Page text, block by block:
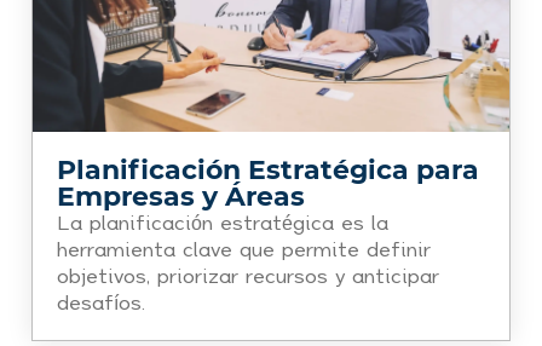
Planificación Estratégica para
Empresas y Áreas
La planificación estratégica es la
herramienta clave que permite definir
objetivos, priorizar recursos y anticipar
desafíos.